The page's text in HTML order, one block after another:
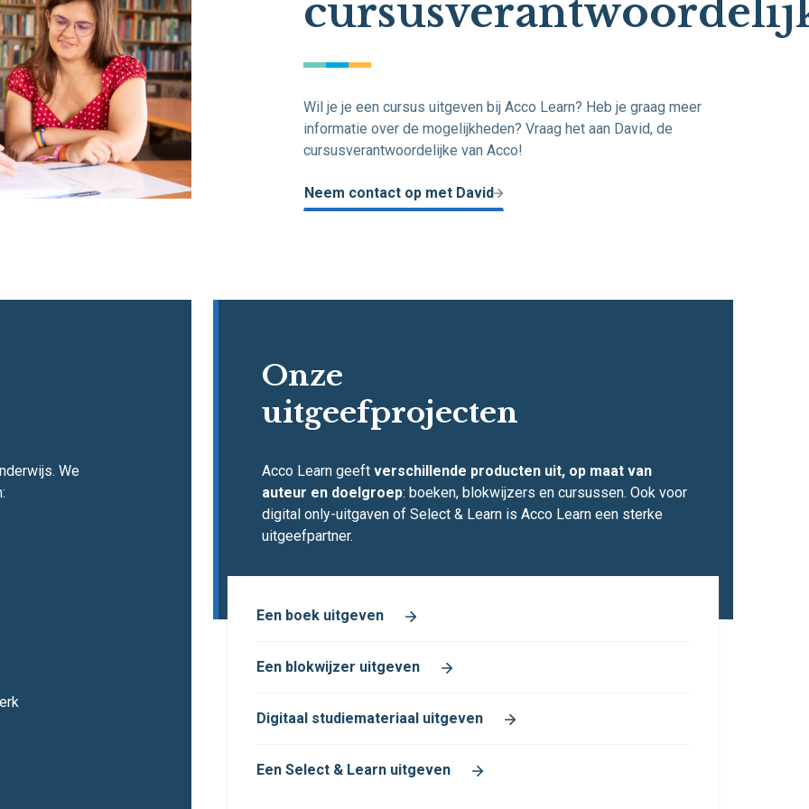
Wil je je een cursus uitgeven bij Acco Learn? Heb je graag meer
informatie over de mogelijkheden? Vraag het aan David, de
cursusverantwoordelijke van Acco!
Neem contact op met David
We
Onze
uitgeefprojecten
Acco Learn geeft verschillende producten uit, op maat van
auteur en doelgroep: boeken, blokwijzers en cursussen. Ook voor
digital only-uitgaven of Select & Learn is Acco Learn een sterke
uitgeefpartner.
Een boek uitgeven
Een blokwijzer uitgeven
Digitaal studiemateriaal uitgeven
Een Select & Learn uitgeven